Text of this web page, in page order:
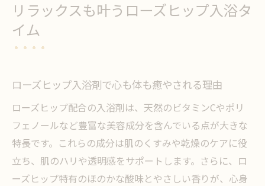
リラックスも叶うローズヒップ入浴タ
イム
ローズヒップ入浴剤で心も体も癒やされる理由
ローズヒップ配合の入浴剤は、天然のビタミンCやポリ
フェノールなど豊富な美容成分を含んでいる点が大きな
特長です。これらの成分は肌のくすみや乾燥のケアに役
立ち、肌のハリや透明感をサポートします。さらに、ロ
ーズヒップ特有のほのかな酸味とやさしい香りが、心身